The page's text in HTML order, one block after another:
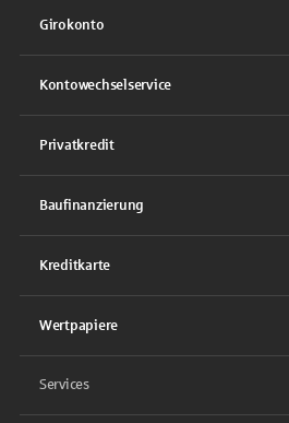
Girokonto
Kontowechselservice
Privatkredit
Baufinanzierung
Kreditkarte
Wertpapiere
Services